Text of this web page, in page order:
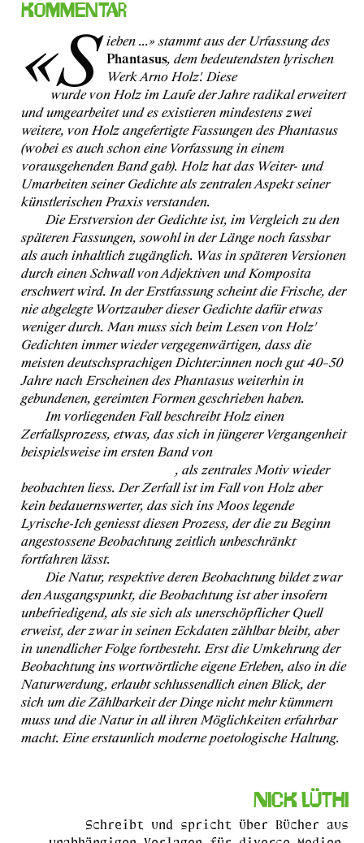
Kommentar
«S ieben ...» stammt aus der Urfassung des
Phantasus, dem bedeutendsten lyrischen
Werk Arno Holz'. Diese
wurde von Holz im Laufe der Jahre radikal erweitert
und umgearbeitet und es existieren mindestens zwei
weitere, von Holz angefertigte Fassungen des Phantasus
(wobei es auch schon eine Vorfassung in einem
vorausgehenden Band gab). Holz hat das Weiter- und
Umarbeiten seiner Gedichte als zentralen Aspekt seiner
künstlerischen Praxis verstanden.
Die Erstversion der Gedichte ist, im Vergleich zu den
späteren Fassungen, sowohl in der Länge noch fassbar
als auch inhaltlich zugänglich. Was in späteren Versionen
durch einen Schwall von Adjektiven und Komposita
erschwert wird. In der Erstfassung scheint die Frische, der
nie abgelegte Wortzauber dieser Gedichte dafür etwas
weniger durch. Man muss sich beim Lesen von Holz'
Gedichten immer wieder vergegenwärtigen, dass die
meisten deutschsprachigen Dichter:innen noch gut 40–50
Jahre nach Erscheinen des Phantasus weiterhin in
gebundenen, gereimten Formen geschrieben haben.
Im vorliegenden Fall beschreibt Holz einen
Zerfallsprozess, etwas, das sich in jüngerer Vergangenheit
beispielsweise im ersten Band von
Leuenberger «dekarnation», als zentrales Motiv wieder
beobachten liess. Der Zerfall ist im Fall von Holz aber
kein bedauernswerter, das sich ins Moos legende
Lyrische-Ich geniesst diesen Prozess, der die zu Beginn
angestossene Beobachtung zeitlich unbeschränkt
fortfahren lässt.
Die Natur, respektive deren Beobachtung bildet zwar
den Ausgangspunkt, die Beobachtung ist aber insofern
unbefriedigend, als sie sich als unerschöpflicher Quell
erweist, der zwar in seinen Eckdaten zählbar bleibt, aber
in unendlicher Folge fortbesteht. Erst die Umkehrung der
Beobachtung ins wortwörtliche eigene Erleben, also in die
Naturwerdung, erlaubt schlussendlich einen Blick, der
sich um die Zählbarkeit der Dinge nicht mehr kümmern
muss und die Natur in all ihren Möglichkeiten erfahrbar
macht. Eine erstaunlich moderne poetologische Haltung.
Nick Lüthi
Schreibt und spricht über Bücher aus